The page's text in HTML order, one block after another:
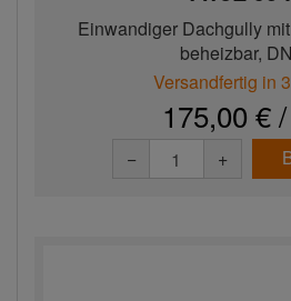
Einwandiger Dachgully
beheizbar,
Versandfertig in
175,00 €
− +